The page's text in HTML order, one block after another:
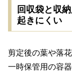
回収袋と収
起きにくい
剪定後の葉や落
一時保管用の容